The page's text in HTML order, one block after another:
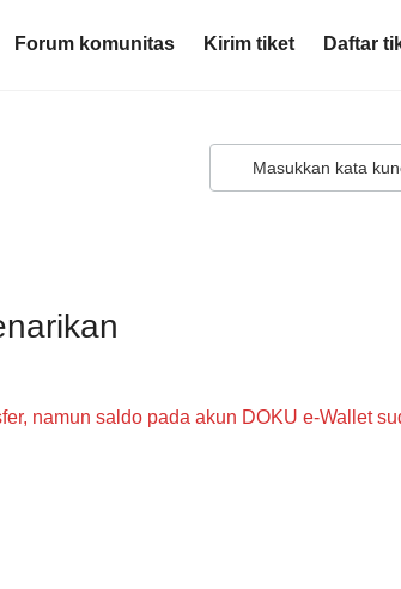
Forum komunitas Kirim tiket Daftar
namun saldo pada akun DOKU e-Wallet